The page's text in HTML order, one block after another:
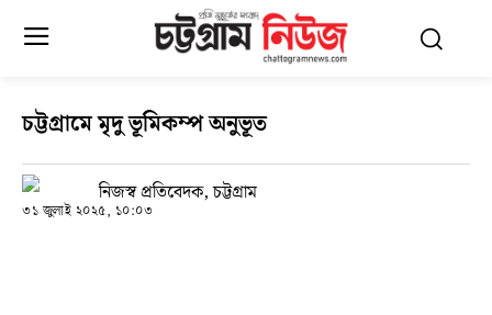
চট্টগ্রামে মৃদু ভূমিকম্প অনুভূত
নিজস্ব প্রতিবেদক, চট্টগ্রাম
৩১ জুলাই ২০২৫, ১০:০৩